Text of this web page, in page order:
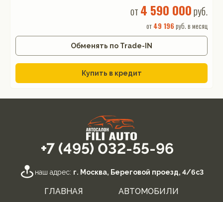
от 4 590 000руб.
от49 196 руб. в месяц
Обменять по Trade-IN
Купить в кредит
+7 (495) 032-55-96
наш адрес: г. Москва, Береговой проезд, 4/6с3
ГЛАВНАЯ
АВТОМОБИЛИ